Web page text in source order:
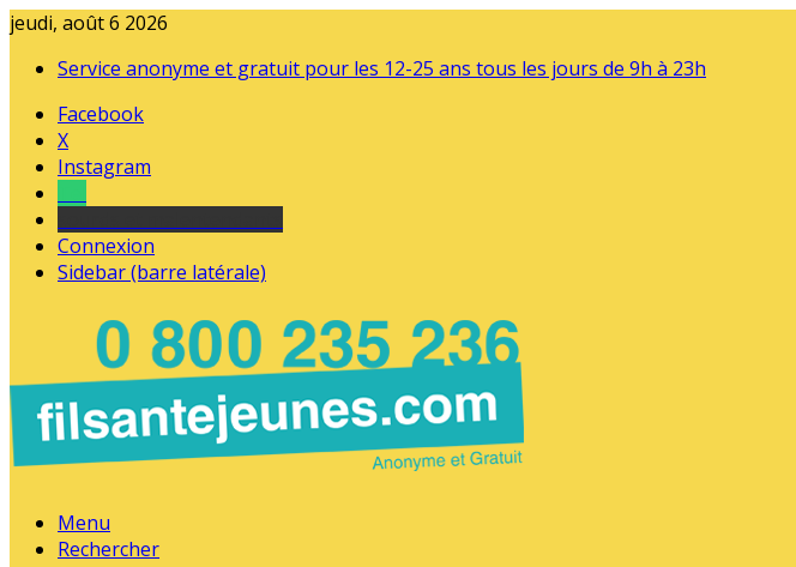
jeudi, août 6 2026
Service anonyme et gratuit pour les 12-25 ans tous les jours de 9h à 23h
Facebook
X
Instagram
Connexion
Sidebar (barre latérale)
Menu
Rechercher